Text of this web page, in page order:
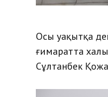
Осы уақытқа
ғимаратта
Сұлтанбек